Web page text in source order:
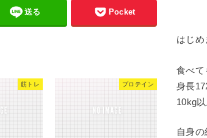
送る Pocket
筋トレ プロテイン
はじめ
食べて
身長
10kg
自身